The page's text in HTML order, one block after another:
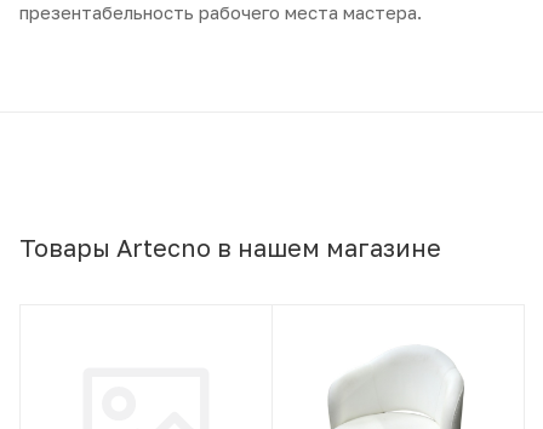
презентабельность рабочего места мастера.
Товары Artecno в нашем магазине